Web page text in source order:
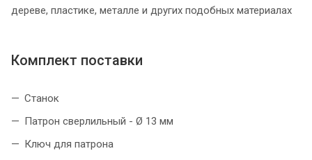
дереве, пластике, металле и других подобных материалах
Комплект поставки
Станок
Патрон сверлильный - Ø 13 мм
Ключ для патрона